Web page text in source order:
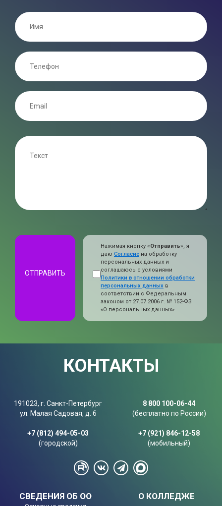
ОТПРАВИТЬ
Нажимая кнопку «Отправить», я
даю Согласие на обработку
персональных данных и
соглашаюсь с условиями
Политики в отношении обработки
персональных данных в
соответствии с Федеральным
законом от 27.07.2006 г. № 152-ФЗ
«О персональных данных»
КОНТАКТЫ
191023, г. Санкт-Петербург
ул. Малая Садовая, д. 6
8 800 100-06-44
(бесплатно по России)
+7 (812) 494-05-03
(городской)
+7 (921) 846-12-58
(мобильный)
СВЕДЕНИЯ ОБ ОО О КОЛЛЕДЖЕ